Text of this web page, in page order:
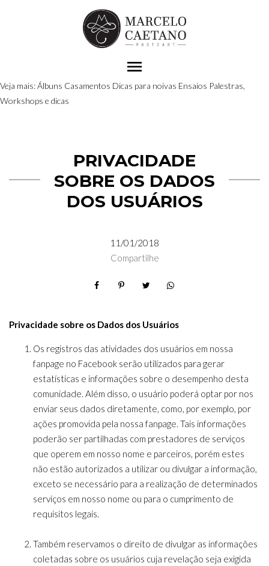
menu
Veja mais:Álbuns Casamentos Dicas para noivas Ensaios Palestras,
Workshops e dicas
PRIVACIDADE
SOBRE OS DADOS
DOS USUÁRIOS
11/01/2018
Compartilhe
Privacidade sobre os Dados dos Usuários
Os registros das atividades dos usuários em nossa
fanpage no Facebook serão utilizados para gerar
estatísticas e informações sobre o desempenho desta
comunidade. Além disso, o usuário poderá optar por nos
enviar seus dados diretamente, como, por exemplo, por
ações promovida pela nossa fanpage. Tais informações
poderão ser partilhadas com prestadores de serviços
que operem em nosso nome e parceiros, porém estes
não estão autorizados a utilizar ou divulgar a informação,
exceto se necessário para a realização de determinados
serviços em nosso nome ou para o cumprimento de
requisitos legais.
Também reservamos o direito de divulgar as informações
coletadas sobre os usuários cuja revelação seja exigida